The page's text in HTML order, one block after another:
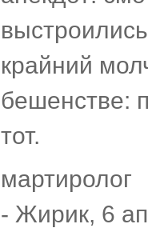
крайний
бешенстве:
тот.
мартиролог
- Жирик, 6